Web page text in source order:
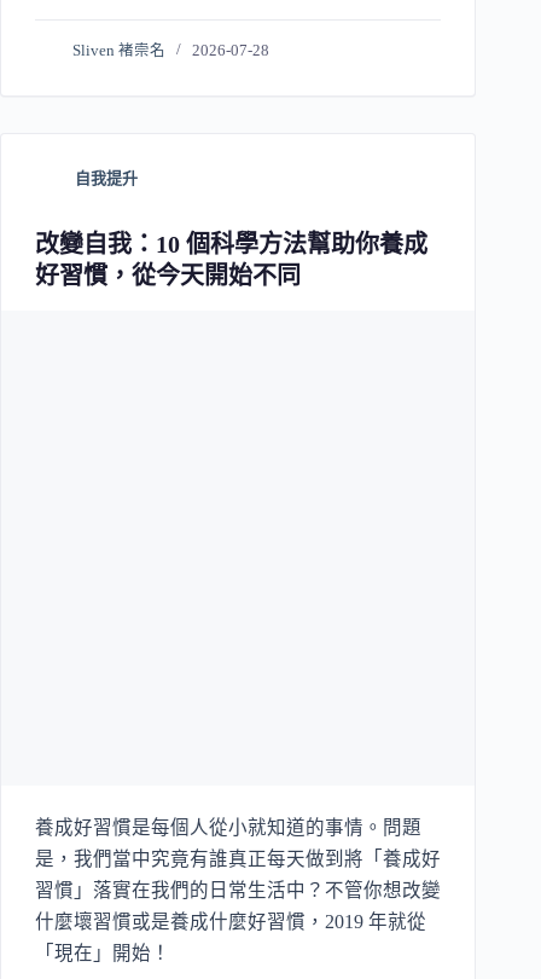
Sliven 褚崇名 2026-07-28
自我提升
改變自我：10 個科學方法幫助你養成
好習慣，從今天開始不同
養成好習慣是每個人從小就知道的事情。問題
是，我們當中究竟有誰真正每天做到將「養成好
習慣」落實在我們的日常生活中？不管你想改變
什麼壞習慣或是養成什麼好習慣，2019 年就從
「現在」開始！